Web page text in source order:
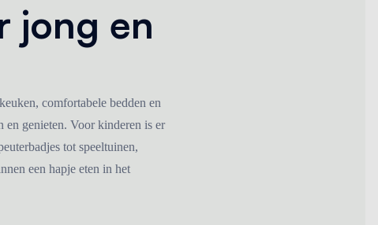
jong en
comfortabele bedden en
en genieten. Voor kinderen is er
tot speeltuinen,
een hapje eten in het